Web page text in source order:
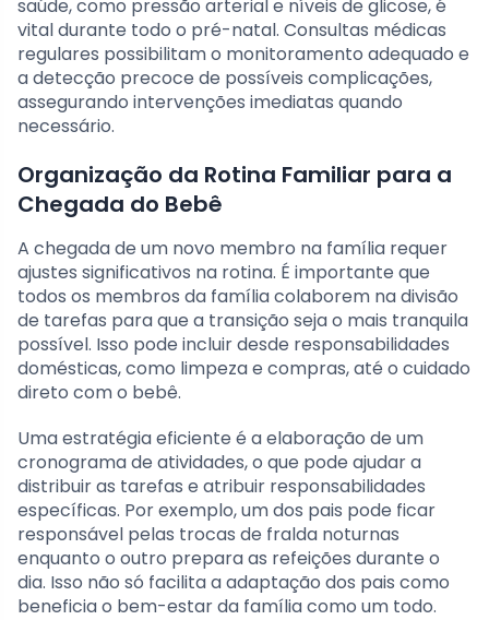
saúde, como pressão arterial e níveis de glicose, é
vital durante todo o pré-natal. Consultas médicas
regulares possibilitam o monitoramento adequado e
a detecção precoce de possíveis complicações,
assegurando intervenções imediatas quando
necessário.
Organização da Rotina Familiar para a
Chegada do Bebê
A chegada de um novo membro na família requer
ajustes significativos na rotina. É importante que
todos os membros da família colaborem na divisão
de tarefas para que a transição seja o mais tranquila
possível. Isso pode incluir desde responsabilidades
domésticas, como limpeza e compras, até o cuidado
direto com o bebê.
Uma estratégia eficiente é a elaboração de um
cronograma de atividades, o que pode ajudar a
distribuir as tarefas e atribuir responsabilidades
específicas. Por exemplo, um dos pais pode ficar
responsável pelas trocas de fralda noturnas
enquanto o outro prepara as refeições durante o
dia. Isso não só facilita a adaptação dos pais como
beneficia o bem-estar da família como um todo.